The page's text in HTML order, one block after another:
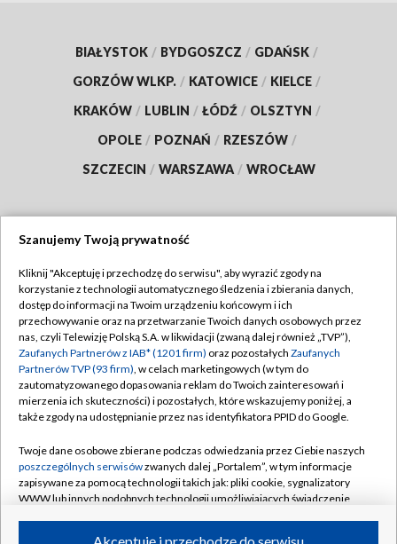
BIAŁYSTOK / BYDGOSZCZ / GDAŃSK /
GORZÓW WLKP. / KATOWICE / KIELCE /
KRAKÓW / LUBLIN / ŁÓDŹ / OLSZTYN /
OPOLE / POZNAŃ / RZESZÓW /
SZCZECIN / WARSZAWA / WROCŁAW
TVP
Abonament TVP
Emisja w TVP
Centrum informacji TVP
Naziemna Telewizja Cyfrowa
Rada Programowa
System NOS
Informacje o nadawcy
Regulamin TVP
Polityka prywatności
Moje zgody
Pomoc
Kontakt
Kanały
Szanujemy Twoją prywatność
Kliknij "Akceptuję i przechodzę do serwisu", aby wyrazić zgody na
korzystanie z technologii automatycznego śledzenia i zbierania danych,
dostęp do informacji na Twoim urządzeniu końcowym i ich
przechowywanie oraz na przetwarzanie Twoich danych osobowych przez
nas, czyli Telewizję Polską S.A. w likwidacji (zwaną dalej również „TVP”),
Zaufanych Partnerów z IAB* (1201 firm) oraz pozostałych Zaufanych
Partnerów TVP (93 firm), w celach marketingowych (w tym do
zautomatyzowanego dopasowania reklam do Twoich zainteresowań i
mierzenia ich skuteczności) i pozostałych, które wskazujemy poniżej, a
także zgody na udostępnianie przez nas identyfikatora PPID do Google.
Twoje dane osobowe zbierane podczas odwiedzania przez Ciebie naszych
poszczególnych serwisówzwanych dalej „Portalem”, w tym informacje
zapisywane za pomocą technologii takich jak: pliki cookie, sygnalizatory
WWW lub innych podobnych technologii umożliwiających świadczenie